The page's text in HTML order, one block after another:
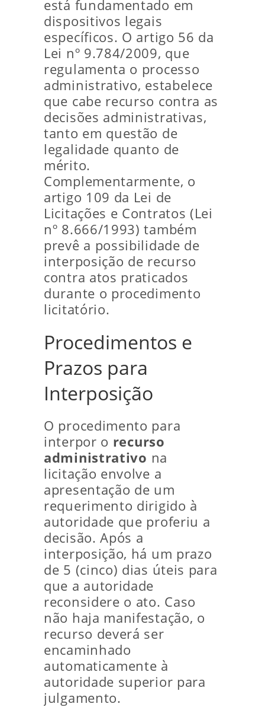
está fundamentado em
dispositivos legais
específicos. O artigo 56 da
Lei nº 9.784/2009, que
regulamenta o processo
administrativo, estabelece
que cabe recurso contra as
decisões administrativas,
tanto em questão de
legalidade quanto de
mérito.
Complementarmente, o
artigo 109 da Lei de
Licitações e Contratos (Lei
nº 8.666/1993) também
prevê a possibilidade de
interposição de recurso
contra atos praticados
durante o procedimento
licitatório.
Procedimentos e
Prazos para
Interposição
O procedimento para
interpor o recurso
administrativo na
licitação envolve a
apresentação de um
requerimento dirigido à
autoridade que proferiu a
decisão. Após a
interposição, há um prazo
de 5 (cinco) dias úteis para
que a autoridade
reconsidere o ato. Caso
não haja manifestação, o
recurso deverá ser
encaminhado
automaticamente à
autoridade superior para
julgamento.